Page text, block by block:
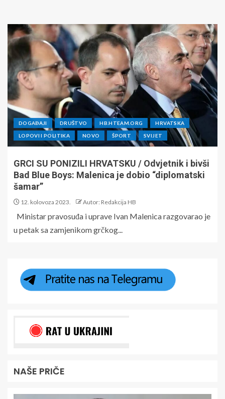
DOGAĐAJI DRUŠTVO HB.HTEAM.ORG HRVATSKA
LOPOVI I POLITIKA NOVO ŠPORT SVIJET
GRCI SU PONIZILI HRVATSKU / Odvjetnik i bivši
Bad Blue Boys: Malenica je dobio “diplomatski
šamar”
12. kolovoza 2023. Autor: Redakcija HB
Ministar pravosuđa i uprave Ivan Malenica razgovarao je
u petak sa zamjenikom grčkog...
NAŠE PRIČE